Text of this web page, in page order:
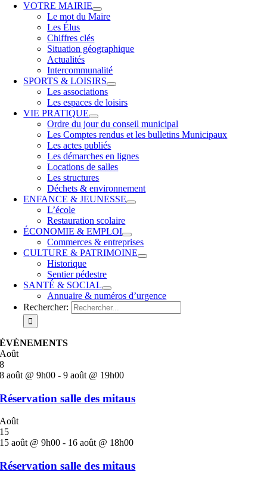
VOTRE MAIRIE
Le mot du Maire
Les Élus
Chiffres clés
Situation géographique
Actualités
Intercommunalité
SPORTS & LOISIRS
Les associations
Les espaces de loisirs
VIE PRATIQUE
Ordre du jour du conseil municipal
Les Comptes rendus et les bulletins Municipaux
Les actes publiés
Les démarches en lignes
Locations de salles
Les structures
Déchets & environnement
ENFANCE & JEUNESSE
L’école
Restauration scolaire
ÉCONOMIE & EMPLOI
Commerces & entreprises
CULTURE & PATRIMOINE
Historique
Sentier pédestre
SANTÉ & SOCIAL
Annuaire & numéros d’urgence
Rechercher:
ÉVÈNEMENTS
Août
8
8 août @ 9h00 -9 août @ 19h00
Réservation salle des mitaus
Août
15
15 août @ 9h00 - 16 août @ 18h00
Réservation salle des mitaus